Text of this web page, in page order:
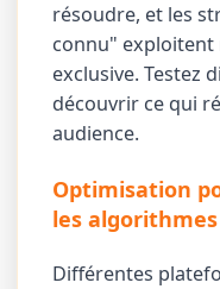
résoudre, et les
connu"
exclusive. Testez
découvrir ce qui
audience.
Optimisation
les algorithmes
Différentes